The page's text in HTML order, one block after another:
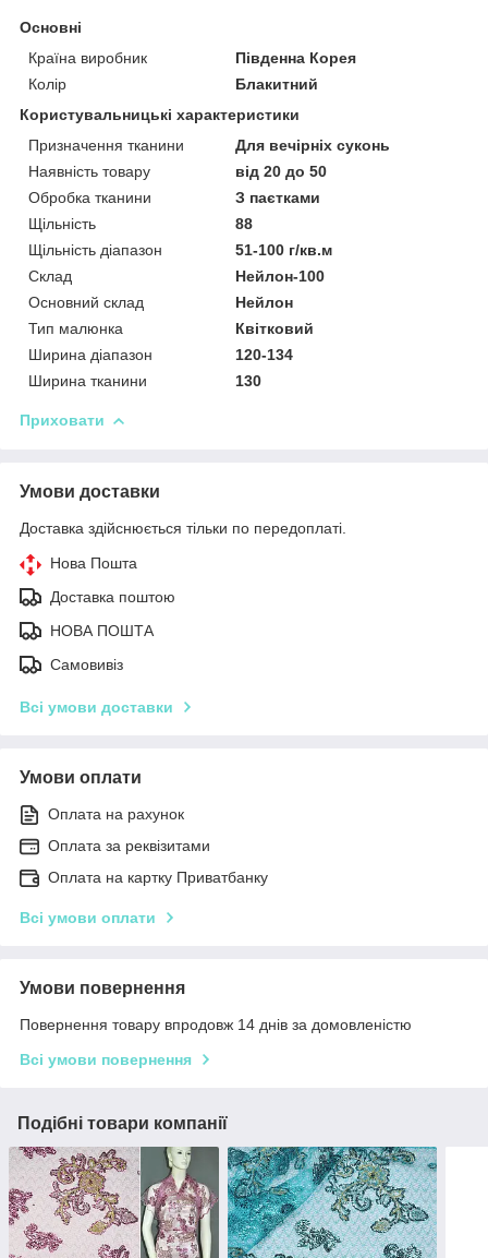
Основні
Країна виробник
Південна Корея
Колір
Блакитний
Користувальницькі характеристики
Призначення тканини
Для вечірніх суконь
Наявність товару
від 20 до 50
Обробка тканини
З паєтками
Щільність
88
Щільність діапазон
51-100 г/кв.м
Склад
Нейлон-100
Основний склад
Нейлон
Тип малюнка
Квітковий
Ширина діапазон
120-134
Ширина тканини
130
Приховати
Умови доставки
Доставка здійснюється тільки по передоплаті.
Нова Пошта
Доставка поштою
НОВА ПОШТА
Самовивіз
Всі умови доставки
Умови оплати
Оплата на рахунок
Оплата за реквізитами
Оплата на картку Приватбанку
Всі умови оплати
Умови повернення
Повернення товару впродовж 14 днів за домовленістю
Всі умови повернення
Подібні товари компанії